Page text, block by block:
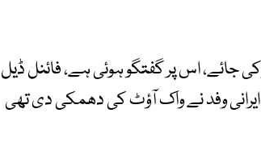
جائے، اس پر گفتگو ہوئی ہے، فائنل ڈیل
وفد نے واک آؤٹ کی دھمکی دی تھی